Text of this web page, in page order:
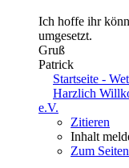
Ich hoffe ihr
umgesetzt.
Gruß
Patrick
Startseite -
Harzlich
e.V.
Zitieren
Inhalt
Zum